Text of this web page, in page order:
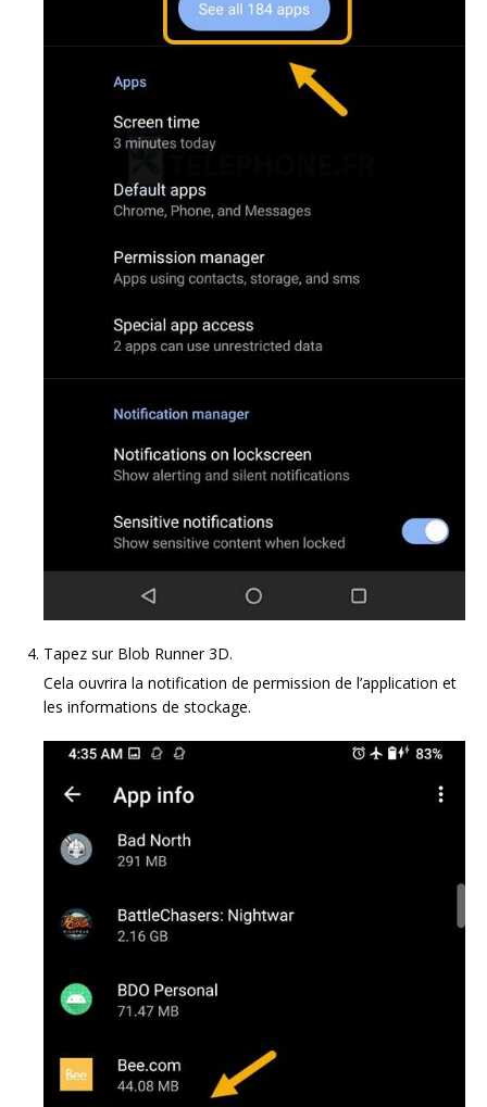
Tapez sur Blob Runner 3D.
Cela ouvrira la notification de permission de l’application et
les informations de stockage.